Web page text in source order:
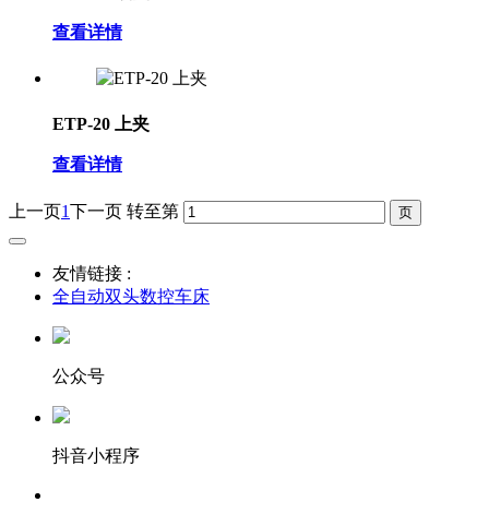
查看详情
ETP-20 上夹
查看详情
上一页1下一页 转至第
友情链接 :
全自动双头数控车床
公众号
抖音小程序